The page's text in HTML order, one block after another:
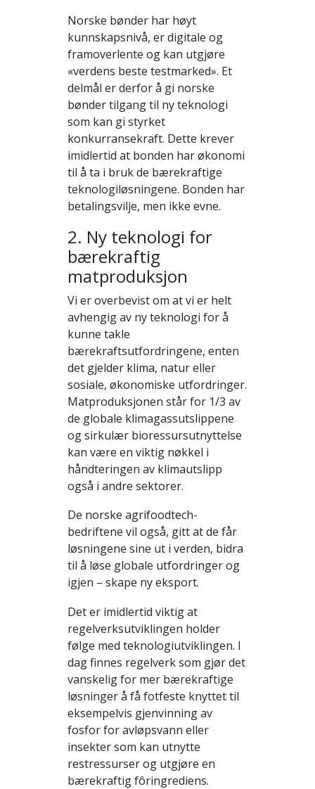
Norske bønder har høyt
kunnskapsnivå, er digitale og
framoverlente og kan utgjøre
«verdens beste testmarked». Et
delmål er derfor å gi norske
bønder tilgang til ny teknologi
som kan gi styrket
konkurransekraft. Dette krever
imidlertid at bonden har økonomi
til å ta i bruk de bærekraftige
teknologiløsningene. Bonden har
betalingsvilje, men ikke evne.
2. Ny teknologi for
bærekraftig
matproduksjon
Vi er overbevist om at vi er helt
avhengig av ny teknologi for å
kunne takle
bærekraftsutfordringene, enten
det gjelder klima, natur eller
sosiale, økonomiske utfordringer.
Matproduksjonen står for 1/3 av
de globale klimagassutslippene
og sirkulær bioressursutnyttelse
kan være en viktig nøkkel i
håndteringen av klimautslipp
også i andre sektorer.
De norske agrifoodtech-
bedriftene vil også, gitt at de får
løsningene sine ut i verden, bidra
til å løse globale utfordringer og
igjen – skape ny eksport.
Det er imidlertid viktig at
regelverksutviklingen holder
følge med teknologiutviklingen. I
dag finnes regelverk som gjør det
vanskelig for mer bærekraftige
løsninger å få fotfeste knyttet til
eksempelvis gjenvinning av
fosfor for avløpsvann eller
insekter som kan utnytte
restressurser og utgjøre en
bærekraftig fôringrediens.